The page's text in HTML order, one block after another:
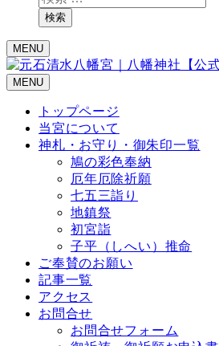
検索
MENU
MENU
トップページ
当宮について
神札・お守り・御朱印一覧
鳩の彩色奉納
厄年厄除祈願
七五三詣り
地鎮祭
初宮詣
子平（しへい）推命
ご奉賛のお願い
記事一覧
アクセス
お問合せ
お問合せフォーム